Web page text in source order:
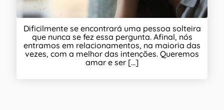
Dificilmente se encontrará uma pessoa solteira
que nunca se fez essa pergunta. Afinal, nós
entramos em relacionamentos, na maioria das
vezes, com a melhor das intenções. Queremos
amar e ser [...]